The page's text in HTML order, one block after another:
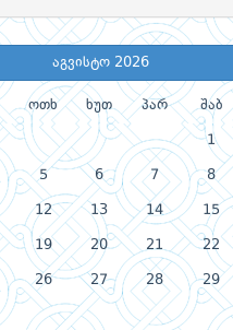
აგვისტო 2026
ოთხ ხუთ პარ შაბ
1
5 6 7 8
12 13 14 15
19 20 21 22
26 27 28 29